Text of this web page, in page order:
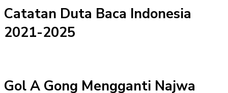
Catatan Duta Baca Indonesia
2021-2025
Gol A Gong Mengganti Najwa